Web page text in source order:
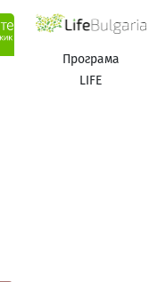
Програма
LIFE